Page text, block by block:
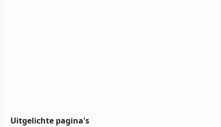
Uitgelichte pagina's